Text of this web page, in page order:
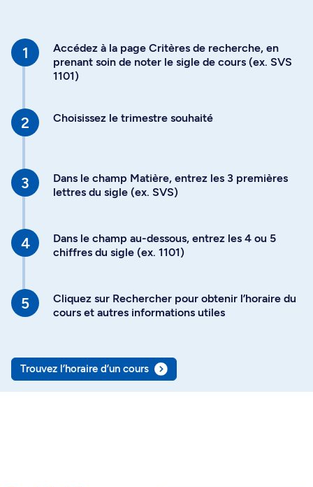
Accédez à la page Critères de recherche, en
prenant soin de noter le sigle de cours (ex. SVS
1101)
Choisissez le trimestre souhaité
Dans le champ Matière, entrez les 3 premières
lettres du sigle (ex. SVS)
Dans le champ au-dessous, entrez les 4 ou 5
chiffres du sigle (ex. 1101)
Cliquez sur Rechercher pour obtenir l’horaire du
cours et autres informations utiles
Trouvez l’horaire d’un cours